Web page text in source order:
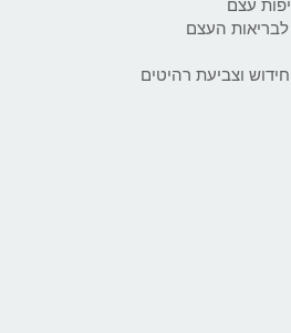
עצם
העצם
וצביעת רהיטים